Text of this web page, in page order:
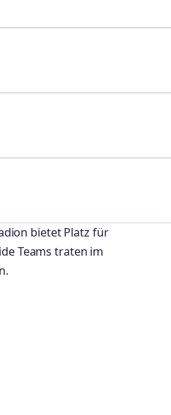
bietet Platz für
Teams traten im